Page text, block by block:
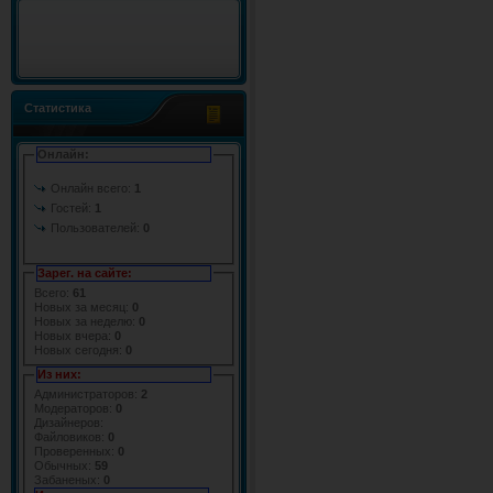
Статистика
Онлайн:
Онлайн всего: 1
Гостей: 1
Пользователей: 0
Зарег. на сайте:
Всего: 61
Новых за месяц: 0
Новых за неделю: 0
Новых вчера: 0
Новых сегодня: 0
Из них:
Администраторов: 2
Модераторов: 0
Дизайнеров:
Файловиков: 0
Проверенных: 0
Обычных: 59
Забаненых: 0